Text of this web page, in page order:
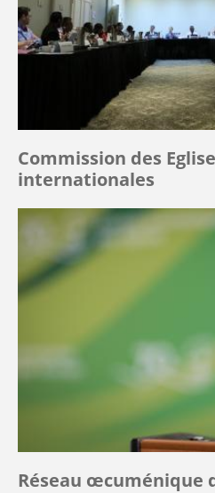
Commission des
internationales
Réseau œcuménique